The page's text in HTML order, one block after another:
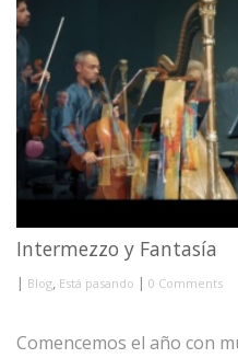
Intermezzo y Fantasía
| Blog, Está pasando | 0 Comments
Comencemos el año con